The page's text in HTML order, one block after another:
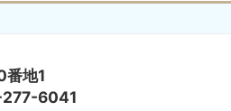
番地1
277-6041